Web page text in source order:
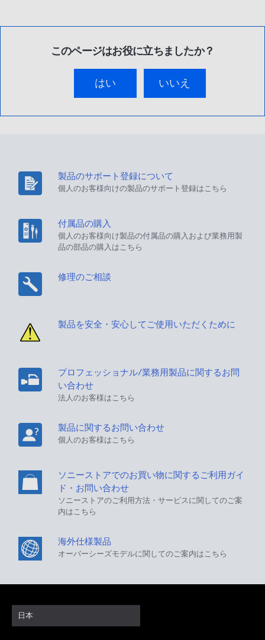
このページはお役に立ちましたか？
はい いいえ
製品のサポート登録について
個人のお客様向けの製品のサポート登録はこちら
付属品の購入
個人のお客様向け製品の付属品の購入および業務用製
品の部品の購入はこちら
修理のご相談
製品を安全・安心してご使用いただくために
プロフェッショナル/業務用製品に関するお問
い合わせ
法人のお客様はこちら
製品に関するお問い合わせ
個人のお客様はこちら
ソニーストアでのお買い物に関するご利用ガイ
ド・お問い合わせ
ソニーストアのご利用方法・サービスに関してのご案
内はこちら
海外仕様製品
オーバーシーズモデルに関してのご案内はこちら
日本